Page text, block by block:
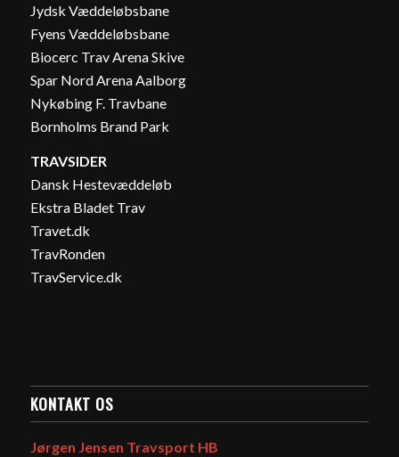
Jydsk Væddeløbsbane
Fyens Væddeløbsbane
Biocerc Trav Arena Skive
Spar Nord Arena Aalborg
Nykøbing F. Travbane
Bornholms Brand Park
TRAVSIDER
Dansk Hestevæddeløb
Ekstra Bladet Trav
Travet.dk
TravRonden
TravService.dk
KONTAKT OS
Jørgen Jensen Travsport HB